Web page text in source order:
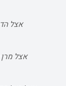
אצל
אצל